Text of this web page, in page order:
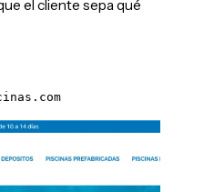
el cliente sepa qué